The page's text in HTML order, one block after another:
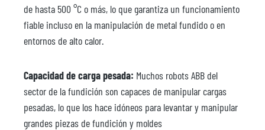
de hasta 500 °C o más, lo que garantiza un funcionamiento
fiable incluso en la manipulación de metal fundido o en
entornos de alto calor.
Capacidad de carga pesada: Muchos robots ABB del
sector de la fundición son capaces de manipular cargas
pesadas, lo que los hace idóneos para levantar y manipular
grandes piezas de fundición y moldes